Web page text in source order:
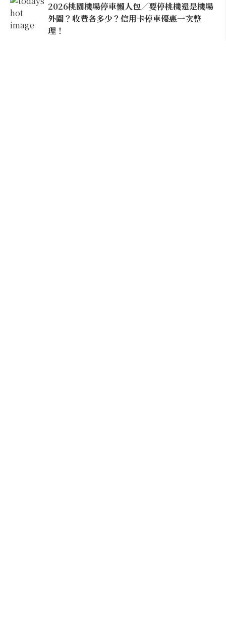
2026桃園機場停車懶人包／要停桃機還是機場
外圍？收費各多少？信用卡停車優惠一次整
理！